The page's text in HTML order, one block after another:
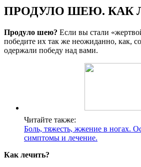
ПРОДУЛО ШЕЮ. КАК
Продуло шею? Если вы стали
победите их так же неожиданно, как,
одержали победу над вами.
Читайте также:
Боль, тяжесть, жжение в ногах.
симптомы и лечение.
Как лечить?